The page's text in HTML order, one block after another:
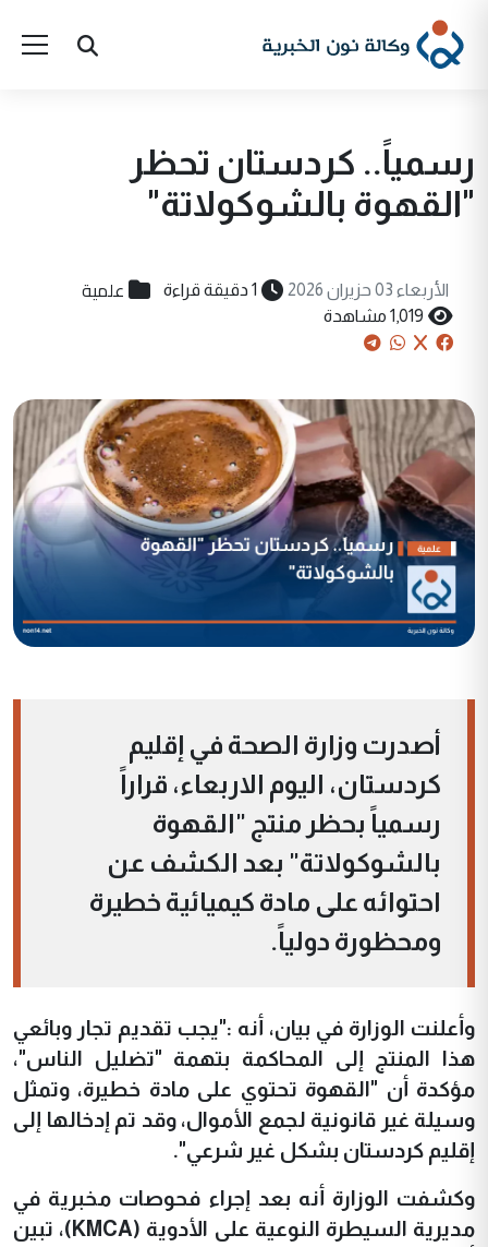
رسمياً.. كردستان تحظر
"القهوة بالشوكولاتة"
الأربعاء 03 حزيران 2026 1 دقيقة قراءة علمية
1,019 مشاهدة
أصدرت وزارة الصحة في إقليم
كردستان، اليوم الاربعاء، قراراً
رسمياً بحظر منتج "القهوة
بالشوكولاتة" بعد الكشف عن
احتوائه على مادة كيميائية خطيرة
ومحظورة دولياً.
وأعلنت الوزارة في بيان، أنه :"يجب تقديم تجار وبائعي
هذا المنتج إلى المحاكمة بتهمة "تضليل الناس"،
مؤكدة أن "القهوة تحتوي على مادة خطيرة، وتمثل
وسيلة غير قانونية لجمع الأموال، وقد تم إدخالها إلى
إقليم كردستان بشكل غير شرعي".
وكشفت الوزارة أنه بعد إجراء فحوصات مخبرية في
مديرية السيطرة النوعية على الأدوية (KMCA)، تبين